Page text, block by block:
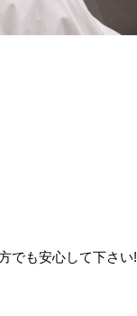
でも安心して下さい!